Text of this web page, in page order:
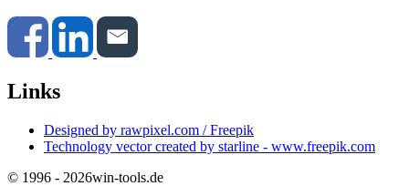
Links
Designed by rawpixel.com / Freepik
Technology vector created by starline - www.freepik.com
© 1996 - 2026win-tools.de